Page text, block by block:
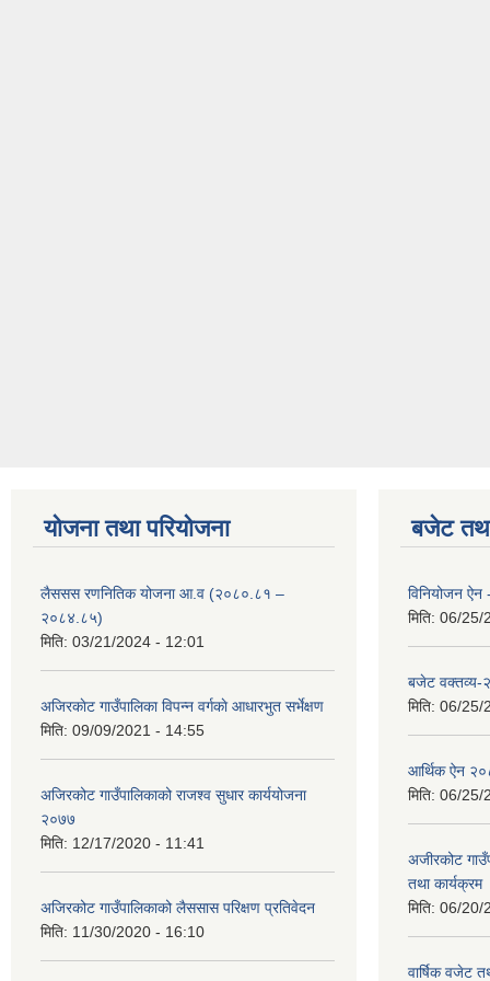
योजना तथा परियोजना
लैससस रणनितिक योजना आ.व (२०८०.८१ –
२०८४.८५)
मिति: 03/21/2024 - 12:01
अजिरकाेट गाउँपालिका विपन्न वर्गकाे आधारभुत सर्भेक्षण
मिति: 09/09/2021 - 14:55
अजिरकोट गाउँपालिकाको राजश्व सुधार कार्ययोजना
२०७७
मिति: 12/17/2020 - 11:41
अजिरकोट गाउँपालिकाको लैससास परिक्षण प्रतिवेदन
मिति: 11/30/2020 - 16:10
बजेट
विनियोजन
मिति: 06/25/
बजेट वक्तव्य-
मिति: 06/25/
आर्थिक ऐन
मिति: 06/25/
अजीरकोट
तथा कार्यक्रम
मिति: 06/20/
वार्षिक वजेट